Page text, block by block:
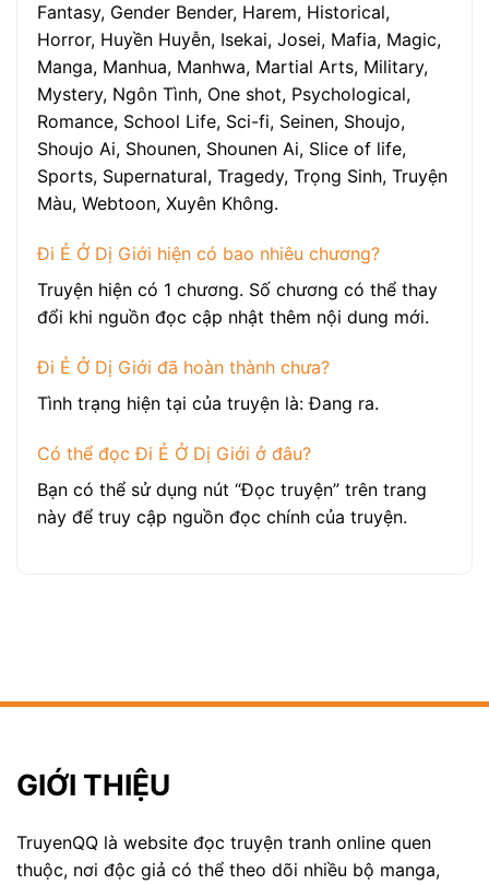
Fantasy, Gender Bender, Harem, Historical,
Horror, Huyền Huyễn, Isekai, Josei, Mafia, Magic,
Manga, Manhua, Manhwa, Martial Arts, Military,
Mystery, Ngôn Tình, One shot, Psychological,
Romance, School Life, Sci-fi, Seinen, Shoujo,
Shoujo Ai, Shounen, Shounen Ai, Slice of life,
Sports, Supernatural, Tragedy, Trọng Sinh, Truyện
Màu, Webtoon, Xuyên Không.
Đi Ẻ Ở Dị Giới hiện có bao nhiêu chương?
Truyện hiện có 1 chương. Số chương có thể thay
đổi khi nguồn đọc cập nhật thêm nội dung mới.
Đi Ẻ Ở Dị Giới đã hoàn thành chưa?
Tình trạng hiện tại của truyện là: Đang ra.
Có thể đọc Đi Ẻ Ở Dị Giới ở đâu?
Bạn có thể sử dụng nút “Đọc truyện” trên trang
này để truy cập nguồn đọc chính của truyện.
GIỚI THIỆU
TruyenQQ là website đọc truyện tranh online quen
thuộc, nơi độc giả có thể theo dõi nhiều bộ manga,